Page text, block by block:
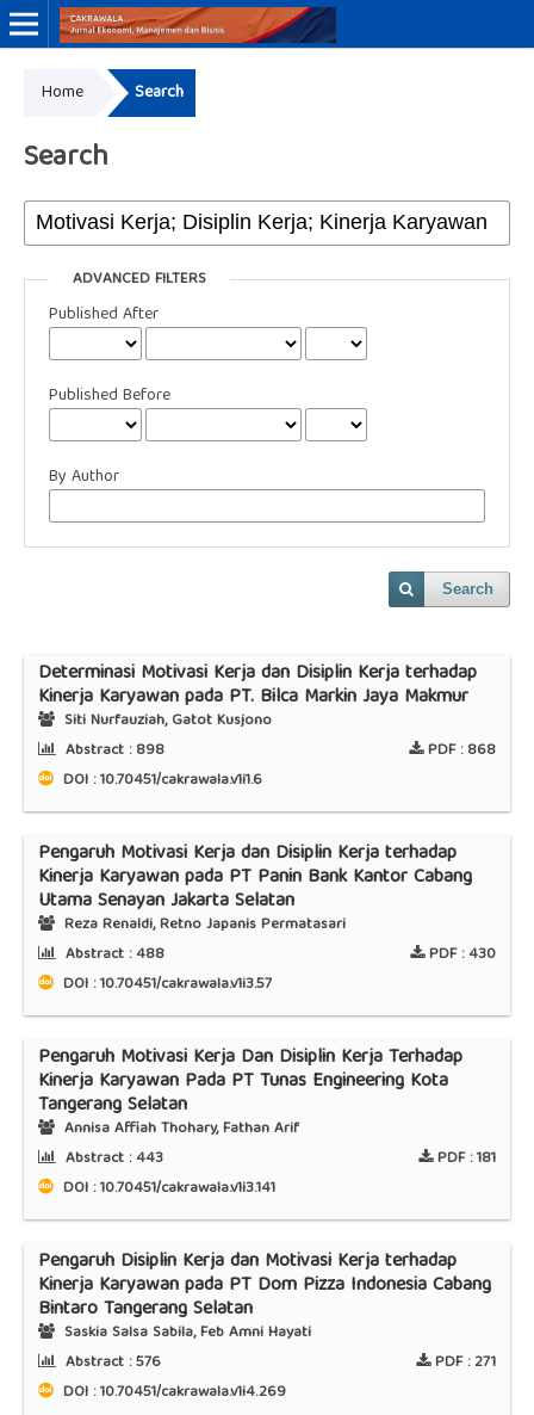
Home Search
Search
ADVANCED FILTERS
Published After
Published Before
By Author
Search
Determinasi Motivasi Kerja dan Disiplin Kerja terhadap
Kinerja Karyawan pada PT. Bilca Markin Jaya Makmur
Siti Nurfauziah, Gatot Kusjono
Abstract :898 PDF :868
DOI : 10.70451/cakrawala.v1i1.6
Pengaruh Motivasi Kerja dan Disiplin Kerja terhadap
Kinerja Karyawan pada PT Panin Bank Kantor Cabang
Utama Senayan Jakarta Selatan
Reza Renaldi, Retno Japanis Permatasari
Abstract :488 PDF :430
DOI : 10.70451/cakrawala.v1i3.57
Pengaruh Motivasi Kerja Dan Disiplin Kerja Terhadap
Kinerja Karyawan Pada PT Tunas Engineering Kota
Tangerang Selatan
Annisa Affiah Thohary, Fathan Arif
Abstract :443 PDF :181
DOI : 10.70451/cakrawala.v1i3.141
Pengaruh Disiplin Kerja dan Motivasi Kerja terhadap
Kinerja Karyawan pada PT Dom Pizza Indonesia Cabang
Bintaro Tangerang Selatan
Saskia Salsa Sabila, Feb Amni Hayati
Abstract :576 PDF :271
DOI : 10.70451/cakrawala.v1i4.269